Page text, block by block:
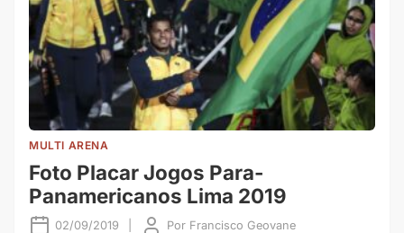
MULTI ARENA
Foto Placar Jogos Para-
Panamericanos Lima 2019
02/09/2019 Por Francisco Geovane